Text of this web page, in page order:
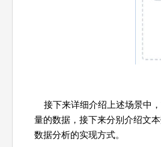
接下来详细介绍上述场景中
量的数据，接下来分别介绍文
数据分析的实现方式。